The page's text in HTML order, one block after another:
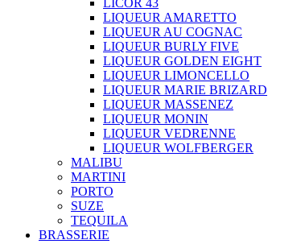
LIQUEUR AMARETTO
LIQUEUR AU COGNAC
LIQUEUR BURLY FIVE
LIQUEUR GOLDEN EIGHT
LIQUEUR LIMONCELLO
LIQUEUR MARIE BRIZARD
LIQUEUR MASSENEZ
LIQUEUR MONIN
LIQUEUR VEDRENNE
LIQUEUR WOLFBERGER
MALIBU
MARTINI
PORTO
SUZE
TEQUILA
BRASSERIE